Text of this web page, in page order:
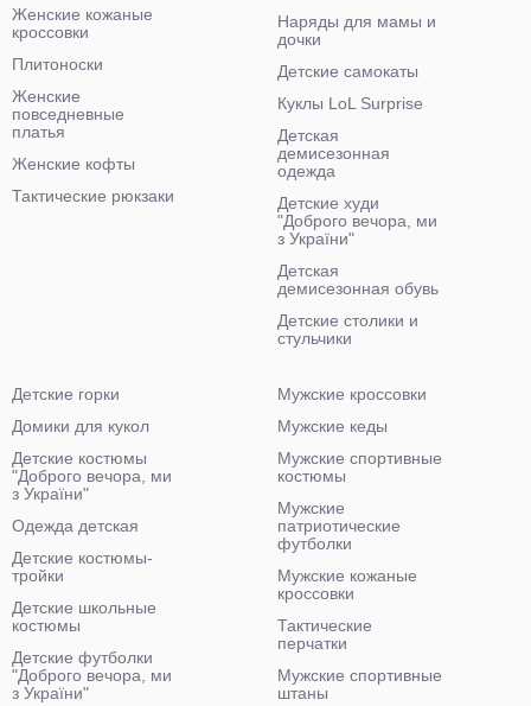
Женские кожаные
кроссовки
Плитоноски
Женские
повседневные
платья
Женские кофты
Тактические рюкзаки
Наряды для мамы и
дочки
Детские самокаты
Куклы LoL Surprise
Детская
демисезонная
одежда
Детские худи
"Доброго вечора, ми
з України"
Детская
демисезонная обувь
Детские столики и
стульчики
Детские горки
Домики для кукол
Детские костюмы
"Доброго вечора, ми
з України"
Одежда детская
Детские костюмы-
тройки
Детские школьные
костюмы
Детские футболки
"Доброго вечора, ми
з України"
Мужские кроссовки
Мужские кеды
Мужские спортивные
костюмы
Мужские
патриотические
футболки
Мужские кожаные
кроссовки
Тактические
перчатки
Мужские спортивные
штаны